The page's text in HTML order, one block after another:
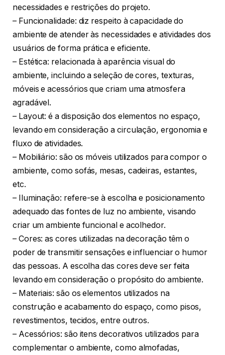
necessidades e restrições do projeto.
– Funcionalidade: diz respeito à capacidade do
ambiente de atender às necessidades e atividades dos
usuários de forma prática e eficiente.
– Estética: relacionada à aparência visual do
ambiente, incluindo a seleção de cores, texturas,
móveis e acessórios que criam uma atmosfera
agradável.
– Layout: é a disposição dos elementos no espaço,
levando em consideração a circulação, ergonomia e
fluxo de atividades.
– Mobiliário: são os móveis utilizados para compor o
ambiente, como sofás, mesas, cadeiras, estantes,
etc.
– Iluminação: refere-se à escolha e posicionamento
adequado das fontes de luz no ambiente, visando
criar um ambiente funcional e acolhedor.
– Cores: as cores utilizadas na decoração têm o
poder de transmitir sensações e influenciar o humor
das pessoas. A escolha das cores deve ser feita
levando em consideração o propósito do ambiente.
– Materiais: são os elementos utilizados na
construção e acabamento do espaço, como pisos,
revestimentos, tecidos, entre outros.
– Acessórios: são itens decorativos utilizados para
complementar o ambiente, como almofadas,